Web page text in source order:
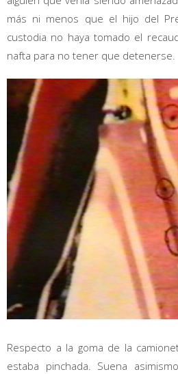
más ni menos que el hijo del
custodia no haya tomado el
nafta para no tener que detenerse.
Respecto a la goma de la
estaba pinchada. Suena